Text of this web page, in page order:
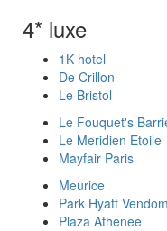
4* luxe
1K hotel
De Crillon
Le Bristol
Le Fouquet's
Le Meridien Etoile
Mayfair Paris
Meurice
Park Hyatt
Plaza Athenee